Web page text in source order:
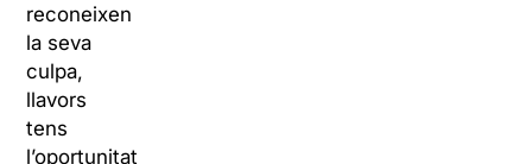
reconeixen
la seva
culpa,
llavors
tens
l’oportunitat